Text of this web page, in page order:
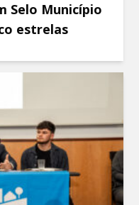
Selo Município
estrelas